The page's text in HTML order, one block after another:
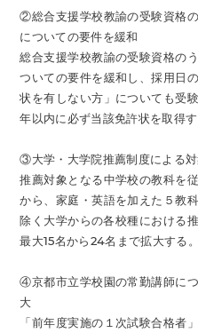
②総合支援学校教諭の受験資格
についての要件を緩和
総合支援学校教諭の受験資格の
ついての要件を緩和し、採用日
状を有しない方」についても受
年以内に必ず当該免許状を取得
③大学・大学院推薦制度による
推薦対象となる中学校の教科を
から、家庭・英語を加えた５教
除く大学からの各校種における
最大15名から24名まで拡大する。
④京都市立学校園の常勤講師に
大
「前年度実施の１次試験合格者